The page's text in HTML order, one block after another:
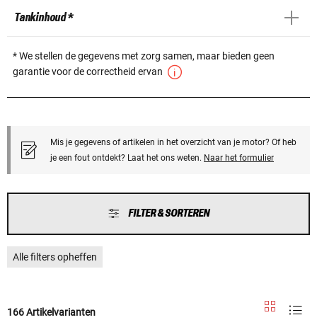
Tankinhoud *
* We stellen de gegevens met zorg samen, maar bieden geen
garantie voor de correctheid ervan
Mis je gegevens of artikelen in het overzicht van je motor? Of heb
je een fout ontdekt? Laat het ons weten. Naar het formulier
FILTER & SORTEREN
Alle filters opheffen
166 Artikelvarianten